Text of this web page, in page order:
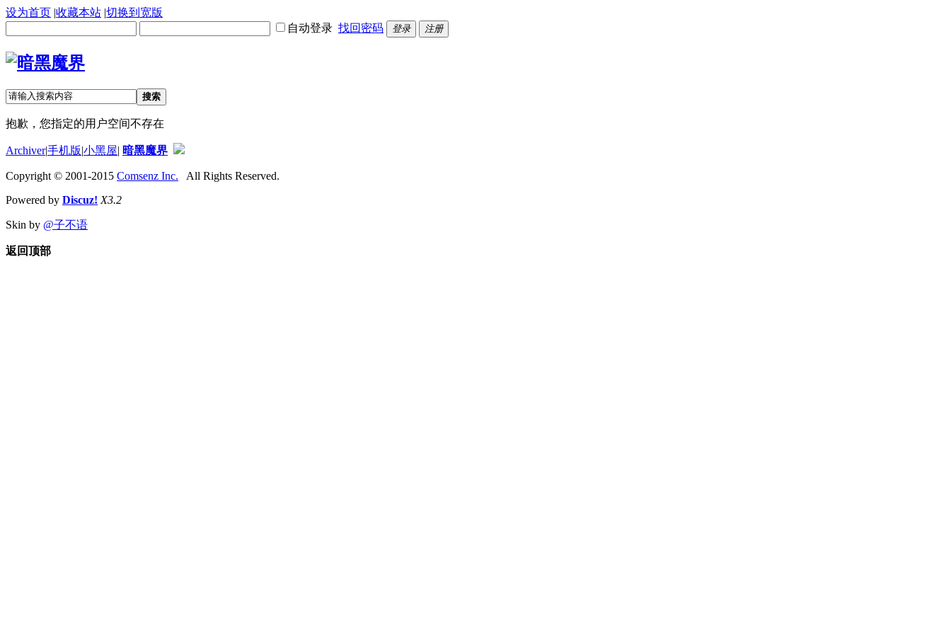
设为首页 |收藏本站 |切换到宽版
自动登录 找回密码 登录 注册
搜索
抱歉，您指定的用户空间不存在
Archiver|手机版|小黑屋| 暗黑魔界
Copyright © 2001-2015 Comsenz Inc. All Rights Reserved.
Powered by Discuz! X3.2
Skin by @子不语
返回顶部